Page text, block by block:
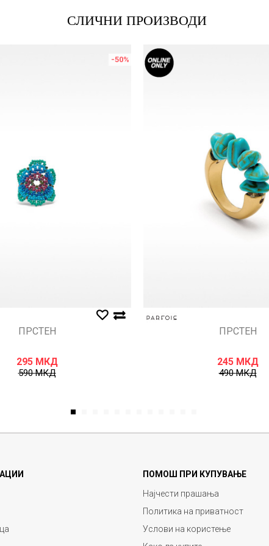
СЛИЧНИ ПРОИЗВОДИ
-50%
ПРСТЕН
295 МКД
590МКД
ПРСТЕН
245 МКД
490МКД
1
ПОМОШ ПРИ КУПУВАЊЕ
Најчести прашања
Политика на приватност
Услови на користење